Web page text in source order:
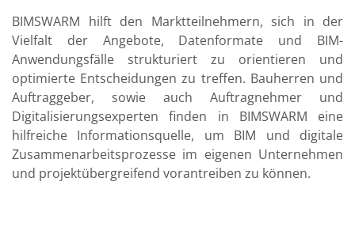
BIMSWARM hilft den Marktteilnehmern, sich in der
Vielfalt der Angebote, Datenformate und BIM-
Anwendungsfälle strukturiert zu orientieren und
optimierte Entscheidungen zu treffen. Bauherren und
Auftraggeber, sowie auch Auftragnehmer und
Digitalisierungsexperten finden in BIMSWARM eine
hilfreiche Informationsquelle, um BIM und digitale
Zusammenarbeitsprozesse im eigenen Unternehmen
und projektübergreifend vorantreiben zu können.